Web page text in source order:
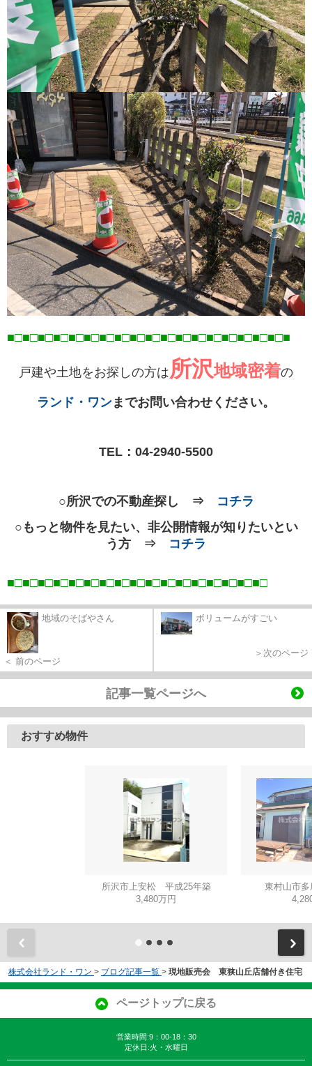
■□■□■□■□■□■□■□■□■□■□■□■□■□■□■□■□■□■□■
戸建や土地をお探しの方は 所沢地域密着の
ランド・ワンまでお問い合わせください。
TEL： 04-2940-5500
○所沢での不動産探し ⇒
コチラ
○もっと物件を見たい、非公開情報が知りたいとい
う方 ⇒
コチラ
■□■□■□■□■□■□■□■□■□■□■□■□■□■□■□■□■□
地域のそばやさん
＜ 前のページ
ボリュームがすごい
＞次のページ
記事一覧ページへ
おすすめ物件
所沢市上安松 平成25年築
3,480万円
東村山市
株式会社ランド・ワン > ブログ記事一覧 > 現地販売会 東狭山丘店舗付き住宅
ページトップに戻る
営業時間:9：00-18：30
定休日:火・水曜日